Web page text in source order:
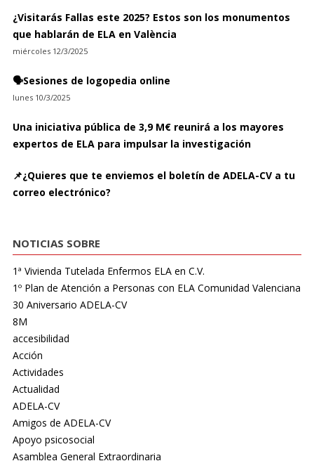
¿Visitarás Fallas este 2025? Estos son los monumentos
que hablarán de ELA en València
miércoles 12/3/2025
🗣️Sesiones de logopedia online
lunes 10/3/2025
Una iniciativa pública de 3,9 M€ reunirá a los mayores
expertos de ELA para impulsar la investigación
📌¿Quieres que te enviemos el boletín de ADELA-CV a tu
correo electrónico?
NOTICIAS SOBRE
1ª Vivienda Tutelada Enfermos ELA en C.V.
1º Plan de Atención a Personas con ELA Comunidad Valenciana
30 Aniversario ADELA-CV
8M
accesibilidad
Acción
Actividades
Actualidad
ADELA-CV
Amigos de ADELA-CV
Apoyo psicosocial
Asamblea General Extraordinaria